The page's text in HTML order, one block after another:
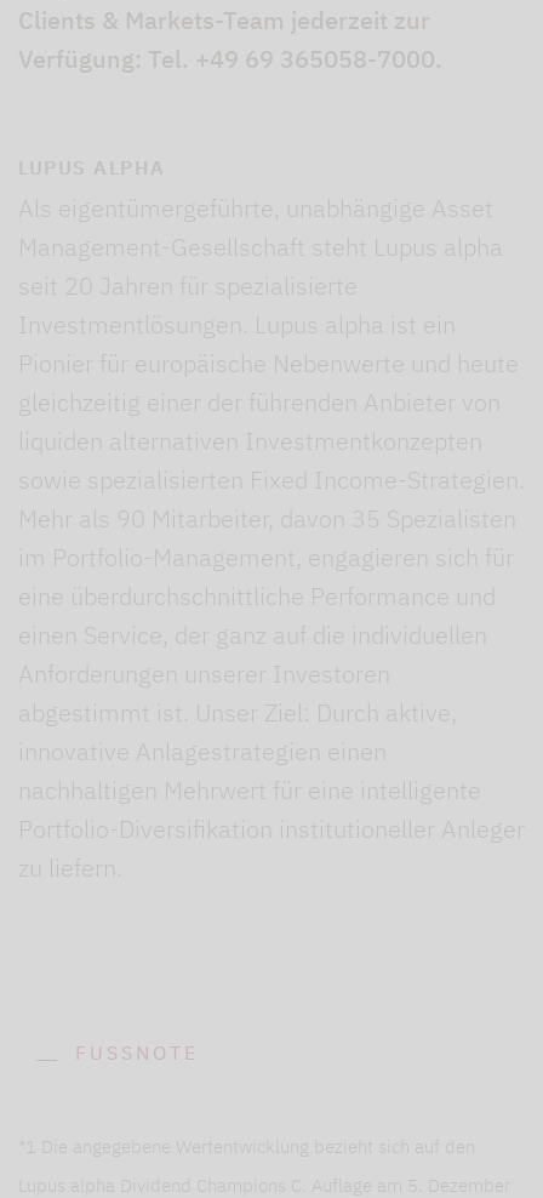
Clients & Markets-Team jederzeit zur
Verfügung: Tel. +49 69 365058-7000.
LUPUS ALPHA
Als eigentümergeführte, unabhängige Asset
Management-Gesellschaft steht Lupus alpha
seit 20 Jahren für spezialisierte
Investmentlösungen. Lupus alpha ist ein
Pionier für europäische Nebenwerte und heute
gleichzeitig einer der führenden Anbieter von
liquiden alternativen Investmentkonzepten
sowie spezialisierten Fixed Income-Strategien.
Mehr als 90 Mitarbeiter, davon 35 Spezialisten
im Portfolio-Management, engagieren sich für
eine überdurchschnittliche Performance und
einen Service, der ganz auf die individuellen
Anforderungen unserer Investoren
abgestimmt ist. Unser Ziel: Durch aktive,
innovative Anlagestrategien einen
nachhaltigen Mehrwert für eine intelligente
Portfolio-Diversifikation institutioneller Anleger
zu liefern.
FUSSNOTE
*1 Die angegebene Wertentwicklung bezieht sich auf den
Lupus alpha Dividend Champions C. Auflage am 5. Dezember